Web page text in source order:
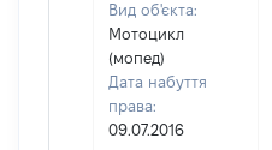
Вид об'єкта:
Мотоцикл
(мопед)
Дата набуття
права:
09.07.2016